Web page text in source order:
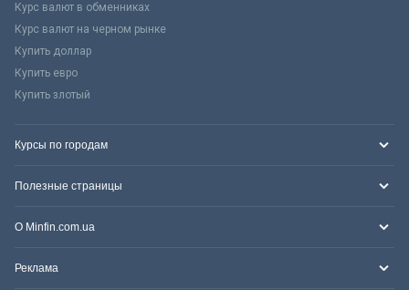
Курс валют в обменниках
Курс валют на черном рынке
Купить доллар
Купить евро
Купить злотый
Курсы по городам
Полезные страницы
О Minfin.com.ua
Реклама